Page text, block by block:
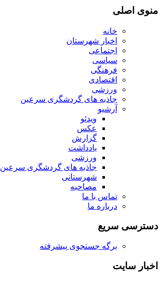
منوی اصلی
خانه
اخبار شهرستان
اجتماعی
سیاسی
فرهنگی
اقتصادی
ورزشی
جاذبه های گردشگری سرعین
آرشیو
ویدئو
عکس
گزارش
یادداشت
ورزشی
جاذبه های گردشگری سرعین
شهرستانی
مصاحبه
تماس با ما
درباره ما
دسترسی سریع
برگه جستجوی پیشرفته
اخبار سایت